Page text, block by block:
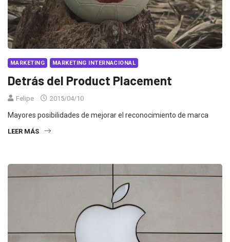
MARKETING MARKETING INTERNACIONAL
Detrás del Product Placement
Felipe 2015/04/10
Mayores posibilidades de mejorar el reconocimiento de marca
LEER MÁS